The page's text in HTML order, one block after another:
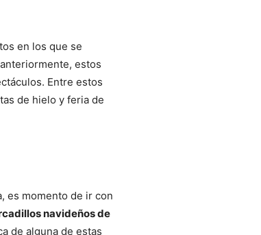
en los que se
estos
Entre estos
de hielo y feria de
es momento de ir con
navideños de
de alguna de estas